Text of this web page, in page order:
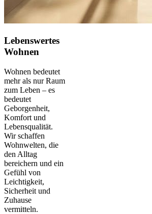
Lebenswertes
Wohnen
Wohnen bedeutet
mehr als nur Raum
zum Leben – es
bedeutet
Geborgenheit,
Komfort und
Lebensqualität.
Wir schaffen
Wohnwelten, die
den Alltag
bereichern und ein
Gefühl von
Leichtigkeit,
Sicherheit und
Zuhause
vermitteln.